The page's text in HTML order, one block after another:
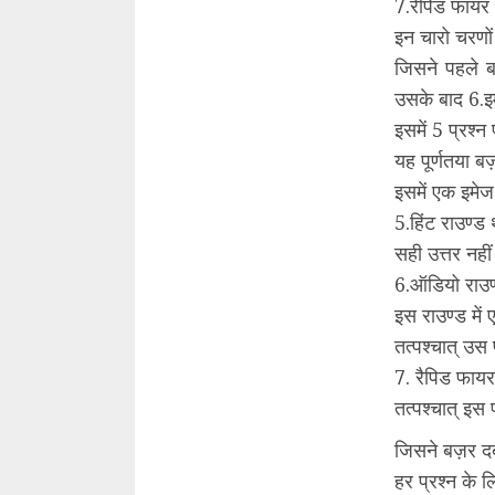
7.रेपिड फायर
इन चारो
जिसने पहले
उसके बाद
इसमें 5
यह पूर्णतया
इसमें एक इमेज
5.हिंट
सही उत्तर
6.ऑडियो
इस राउण्ड में
तत्पश्चात् उस
7. रैपिड
तत्पश्चात् इस
जिसने बज़र
हर प्रश्न के